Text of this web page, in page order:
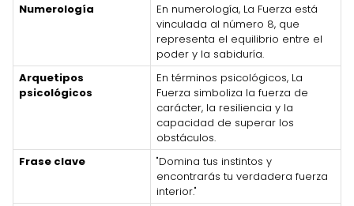
Numerología
En numerología, La Fuerza está
vinculada al número 8, que
representa el equilibrio entre el
poder y la sabiduría.
Arquetipos
psicológicos
En términos psicológicos, La
Fuerza simboliza la fuerza de
carácter, la resiliencia y la
capacidad de superar los
obstáculos.
Frase clave
"Domina tus instintos y
encontrarás tu verdadera fuerza
interior."